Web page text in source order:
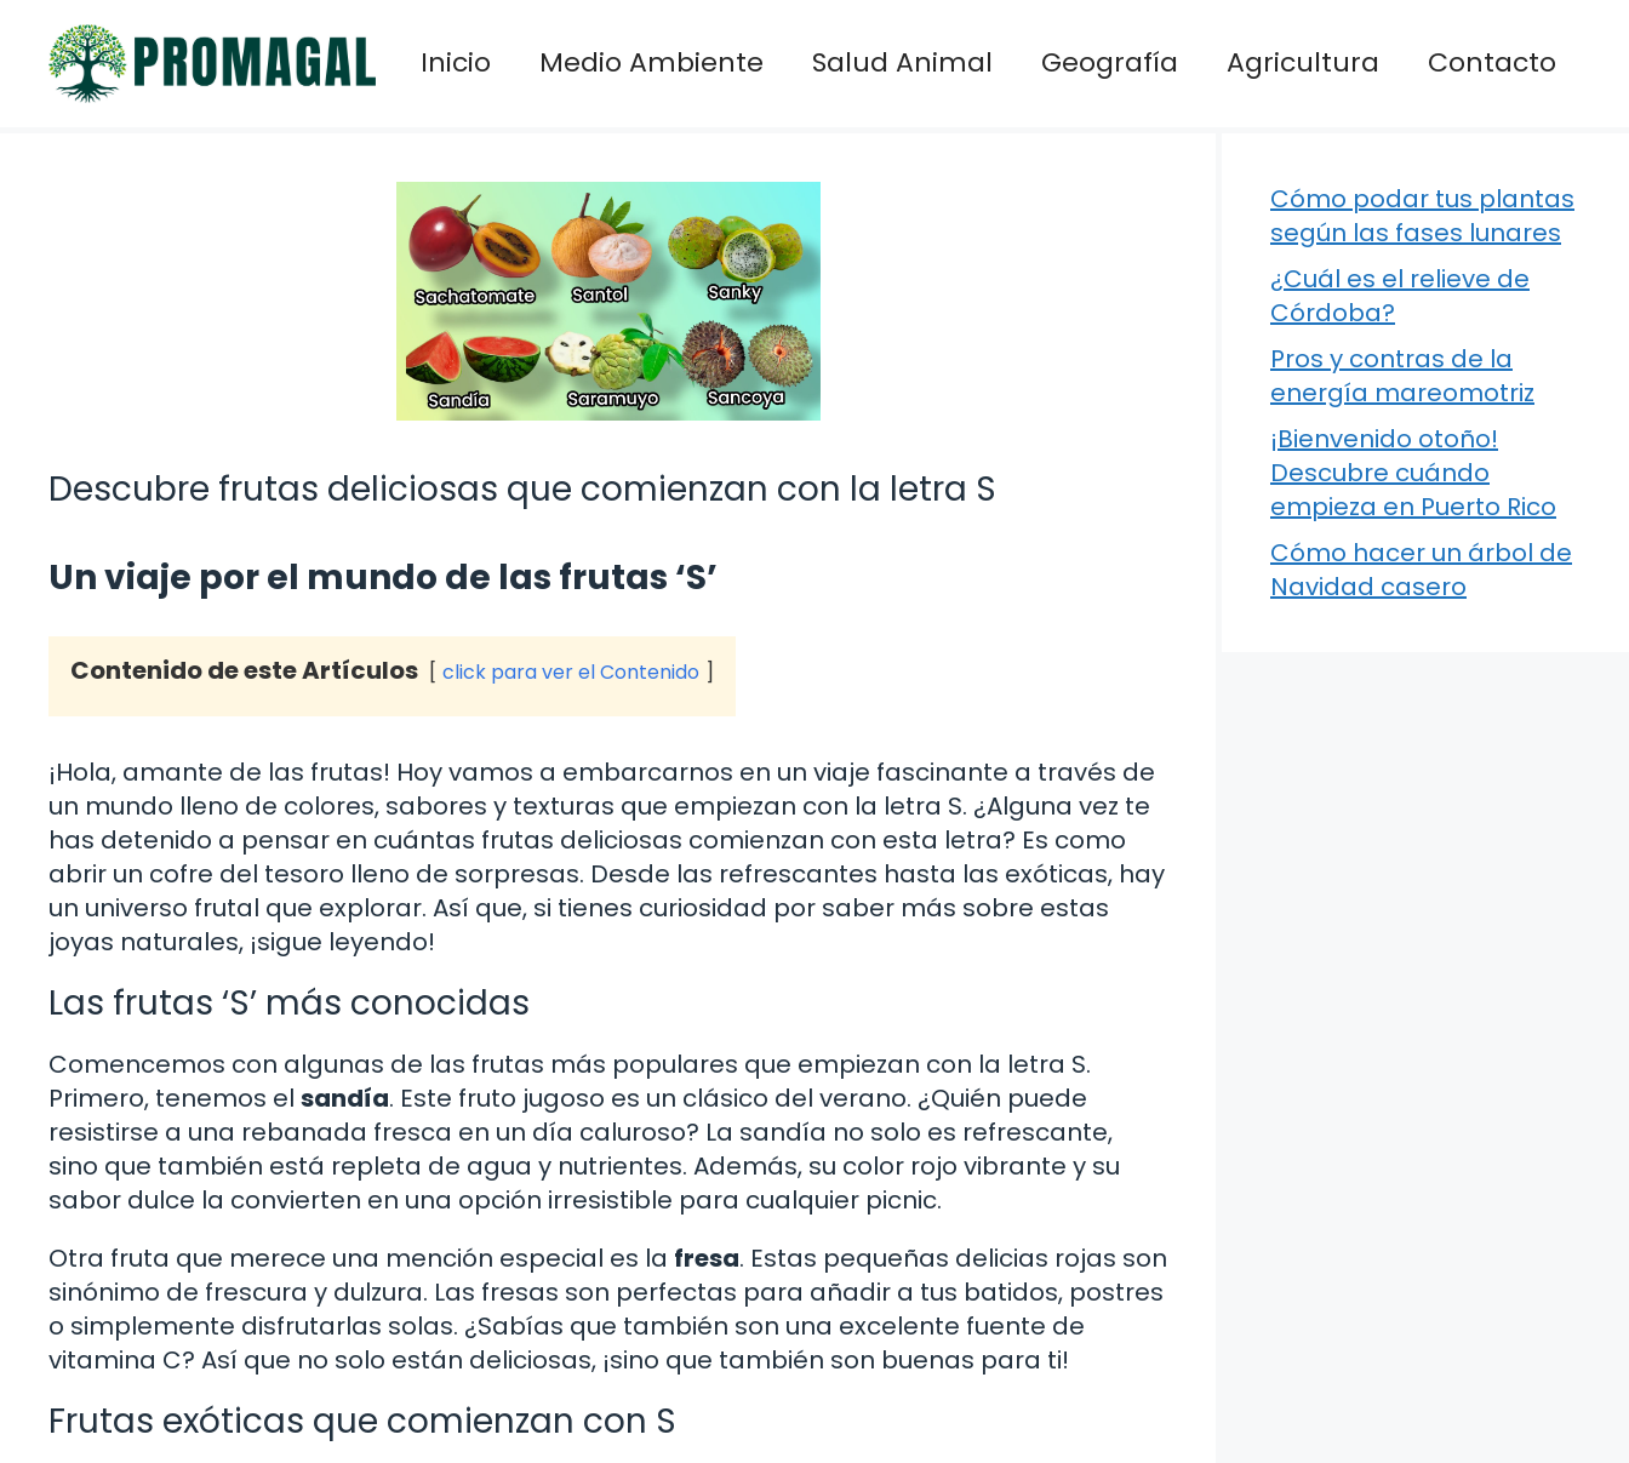
contenido
Inicio Medio Ambiente Salud Animal Geografía Agricultura Contacto
Descubre frutas deliciosas que comienzan con la letra S
Un viaje por el mundo de las frutas ‘S’
Contenido de este Artículos click para ver el Contenido
¡Hola, amante de las frutas! Hoy vamos a embarcarnos en un viaje fascinante a través de
un mundo lleno de colores, sabores y texturas que empiezan con la letra S. ¿Alguna vez te
has detenido a pensar en cuántas frutas deliciosas comienzan con esta letra? Es como
abrir un cofre del tesoro lleno de sorpresas. Desde las refrescantes hasta las exóticas, hay
un universo frutal que explorar. Así que, si tienes curiosidad por saber más sobre estas
joyas naturales, ¡sigue leyendo!
Las frutas ‘S’ más conocidas
Comencemos con algunas de las frutas más populares que empiezan con la letra S.
Primero, tenemos el sandía. Este fruto jugoso es un clásico del verano. ¿Quién puede
resistirse a una rebanada fresca en un día caluroso? La sandía no solo es refrescante,
sino que también está repleta de agua y nutrientes. Además, su color rojo vibrante y su
sabor dulce la convierten en una opción irresistible para cualquier picnic.
Otra fruta que merece una mención especial es la fresa. Estas pequeñas delicias rojas son
sinónimo de frescura y dulzura. Las fresas son perfectas para añadir a tus batidos, postres
o simplemente disfrutarlas solas. ¿Sabías que también son una excelente fuente de
vitamina C? Así que no solo están deliciosas, ¡sino que también son buenas para ti!
Frutas exóticas que comienzan con S
Cómo podar tus plantas
según las fases lunares
¿Cuál es el relieve de
Córdoba?
Pros y contras de la
energía mareomotriz
¡Bienvenido otoño!
Descubre cuándo
empieza en Puerto Rico
Cómo hacer un árbol de
Navidad casero